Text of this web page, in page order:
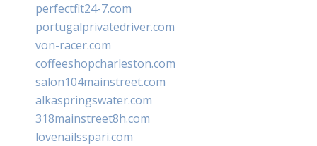
perfectfit24-7.com
portugalprivatedriver.com
von-racer.com
coffeeshopcharleston.com
salon104mainstreet.com
alkaspringswater.com
318mainstreet8h.com
lovenailsspari.com